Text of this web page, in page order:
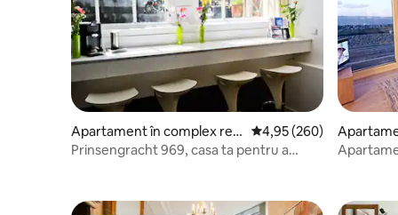
Apartament în complex rezi
dențial
Scor mediu de 4,95 din
4,95 (260)
Prinsengracht 969, casa ta pentru a
dențial